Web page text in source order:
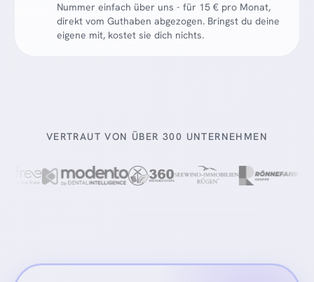
Nummer einfach über uns - für 15 € pro Monat,
direkt vom Guthaben abgezogen. Bringst du deine
eigene mit, kostet sie dich nichts.
VERTRAUT VON ÜBER 300 UNTERNEHMEN